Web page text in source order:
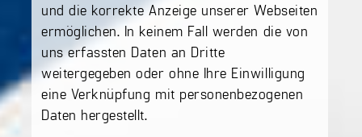
und die korrekte Anzeige unserer Webseiten
ermöglichen. In keinem Fall werden die von
uns erfassten Daten an Dritte
weitergegeben oder ohne Ihre Einwilligung
eine Verknüpfung mit personenbezogenen
Daten hergestellt.